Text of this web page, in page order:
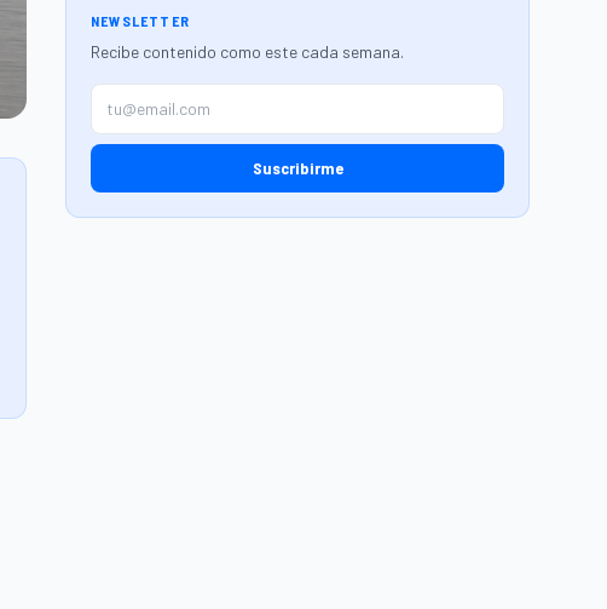
NEWSLETTER
Recibe contenido como este cada semana.
Suscribirme